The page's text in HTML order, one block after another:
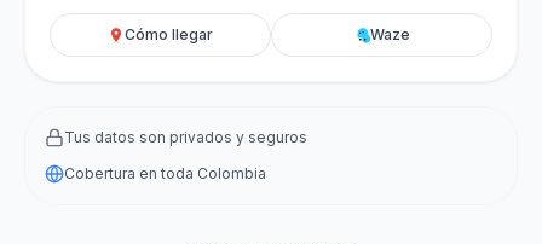
Cómo llegar Waze
Tus datos son privados y seguros
Cobertura en toda Colombia